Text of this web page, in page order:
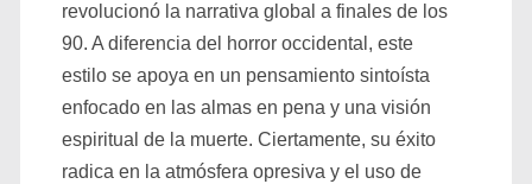
revolucionó la narrativa global a finales de los
90. A diferencia del horror occidental, este
estilo se apoya en un pensamiento sintoísta
enfocado en las almas en pena y una visión
espiritual de la muerte. Ciertamente, su éxito
radica en la atmósfera opresiva y el uso de